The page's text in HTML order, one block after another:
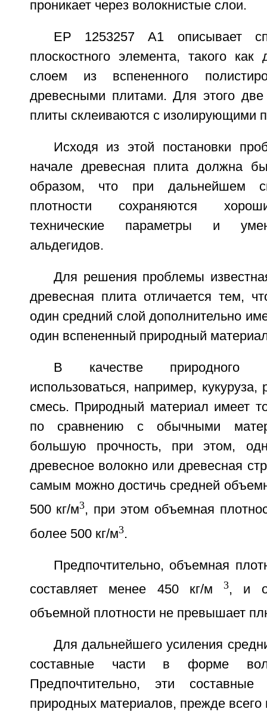
проникает через волокнистые слои.
ЕР 1253257 А1 описывает
плоскостного элемента, такого
слоем из вспененного
древесными плитами. Для этого
плиты склеиваются с изолирующими
Исходя из этой постановки
начале древесная плита должна
образом, что при дальнейшем
плотности сохраняются
технические параметры и
альдегидов.
Для решения проблемы
древесная плита отличается тем,
один средний слой дополнительно
один вспененный природный
В качестве природного
использоваться, например,
смесь. Природный материал имеет
по сравнению с обычными
большую прочность, при этом,
древесное волокно или древесная
самым можно достичь средней
500 кг/м3, при этом объемная
более 500 кг/м3.
Предпочтительно, объемная
составляет менее 450 кг/м 3, и
объемной плотности не превышает
Для дальнейшего усиления
составные части в форме
Предпочтительно, эти
природных материалов, прежде всего